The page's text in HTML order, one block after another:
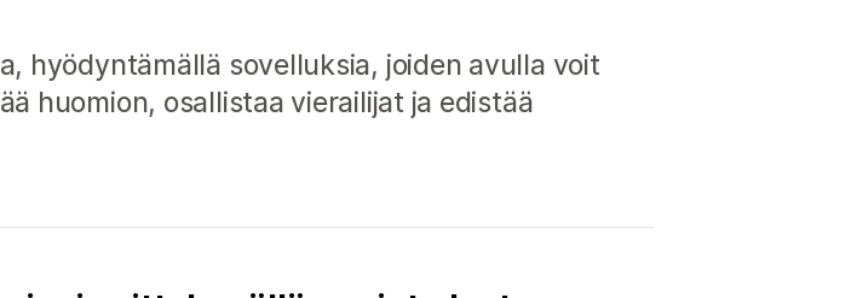
hyödyntämällä sovelluksia, joiden avulla voit
huomion, osallistaa vierailijat ja edistää